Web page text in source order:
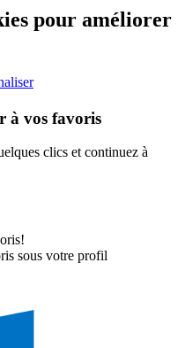
pour améliorer
à vos favoris
clics et continuez à
sous votre profil